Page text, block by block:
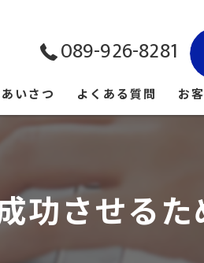
089-926-8281
いさつ よくある質問 お
功させる